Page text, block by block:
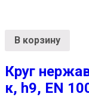
В корзину
Круг
к, h9, EN